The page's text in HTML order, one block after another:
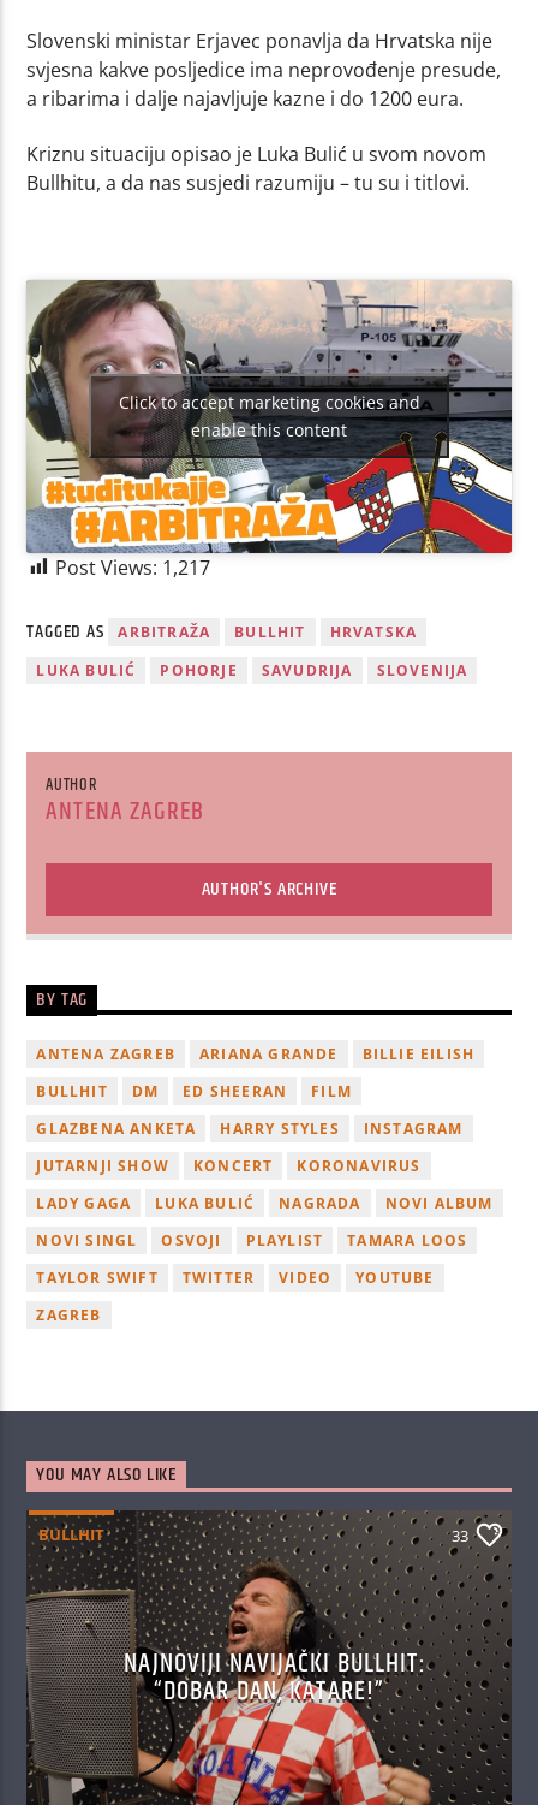
Slovenski ministar Erjavec ponavlja da Hrvatska nije
svjesna kakve posljedice ima neprovođenje presude,
a ribarima i dalje najavljuje kazne i do 1200 eura.
Kriznu situaciju opisao je Luka Bulić u svom novom
Bullhitu, a da nas susjedi razumiju – tu su i titlovi.
Click to accept marketing cookies and
enable this content
Post Views: 1,217
TAGGED AS ARBITRAŽA BULLHIT
HRVATSKA
LUKA BULIĆ
POHORJE SAVUDRIJA SLOVENIJA
AUTHOR
ANTENA ZAGREB
AUTHOR'S ARCHIVE
BY TAG
ANTENA ZAGREB ARIANA GRANDE
BILLIE EILISH
BULLHIT
DM ED SHEERAN
FILM
GLAZBENA ANKETA
HARRY STYLES
INSTAGRAM
JUTARNJI SHOW
KONCERT
KORONAVIRUS
LADY GAGA
LUKA BULIĆ NAGRADA
NOVI ALBUM
NOVI SINGL
OSVOJI PLAYLIST
TAMARA LOOS
TAYLOR SWIFT
TWITTER VIDEO
YOUTUBE
ZAGREB
YOU MAY ALSO LIKE
BULLHIT 33
NAJNOVIJI NAVIJAČKI BULLHIT:
“DOBAR DAN, KATARE!”